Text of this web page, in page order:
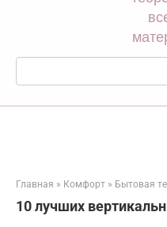
Поиск:
Главная » Комфорт » Бытовая
10 лучших